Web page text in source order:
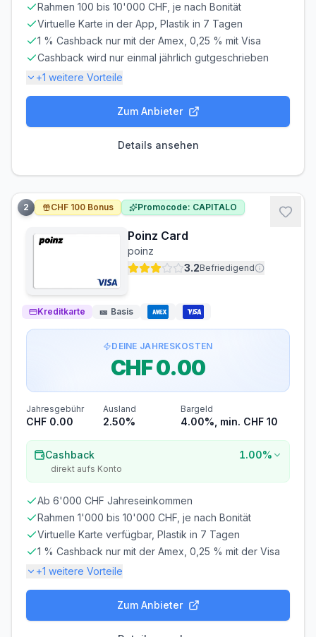
Rahmen 100 bis 10'000 CHF, je nach Bonität
Virtuelle Karte in der App, Plastik in 7 Tagen
1 % Cashback nur mit der Amex, 0,25 % mit Visa
Cashback wird nur einmal jährlich gutgeschrieben
+1 weitere Vorteile
CHF 25.00
Zinsen & Kredit
SOLLZINS
12.00% p.a.
EFF. JAHRESZINS
12.00% p.a.
ZINSFREIE ZEIT MINDESTTILGUNG
Bargeldabhebungen: Zinsen ab Tag 1
Bargeldabhebungen fallen sofort
12.00% p.a.
Voraussetzungen
MINDESTEINKOMMEN
ab CHF 0.00/Monat
BONITÄTSPRÜFUNG
Nicht erforderlich
GIROKONTO
Nicht erforderlich
Abrechnung & Zahlung
Beachten Sie die Zahlungsfrist!
Frist beachten! Bei verspäteter Zahlung fallen
Verzugszinsen an.
Bei jeder Kartenzahlung wird ein Kreditlimit in Anspruch
genommen, und Du erhälst am Ende des Monats eine
Zum Anbieter
Details ansehen
Poinz Card
poinz
3.2Befriedigend
Kreditkarte 🎫 Basis
2 CHF 100 Bonus Promocode: CAPITALO
DEINE JAHRESKOSTEN
CHF 0.00
Jahresgebühr
CHF 0.00
Ausland
2.50%
Bargeld
4.00%, min. CHF 10
Cashback
direkt aufs Konto
1.00%
Ab 6'000 CHF Jahreseinkommen
Rahmen 1'000 bis 10'000 CHF, je nach Bonität
Virtuelle Karte verfügbar, Plastik in 7 Tagen
1 % Cashback nur mit der Amex, 0,25 % mit der Visa
+1 weitere Vorteile
Zum Anbieter